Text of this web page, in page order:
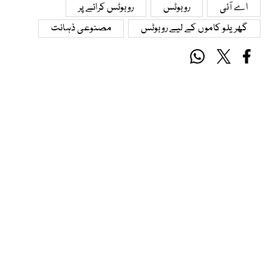
اے آئی روبوٹس
روبوٹس کرائے پر
گھریلو کاموں کے لیے روبوٹس
مصنوعی ذہانت